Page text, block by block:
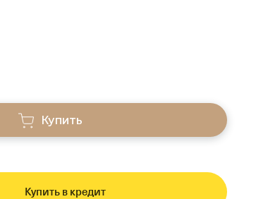
Купить
Купить в кредит